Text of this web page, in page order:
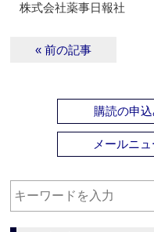
株式会社薬事日報社
« 前の記事
購読の申込
メールニ